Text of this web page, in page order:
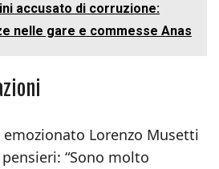
accusato di corruzione:
nelle gare e commesse Anas
Lorenzo Musetti
“Sono molto